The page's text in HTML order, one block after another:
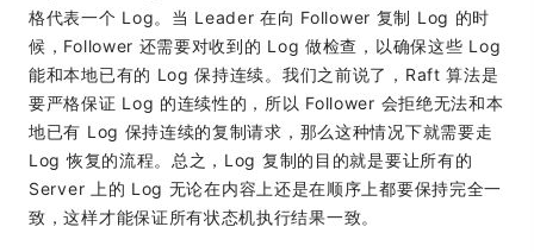
格代表一个 Log。当 Leader 在向 Follower 复制 Log 的时
候，Follower 还需要对收到的 Log 做检查，以确保这些 Log
能和本地已有的 Log 保持连续。我们之前说了，Raft 算法是
要严格保证 Log 的连续性的，所以 Follower 会拒绝无法和本
地已有 Log 保持连续的复制请求，那么这种情况下就需要走
Log 恢复的流程。总之，Log 复制的目的就是要让所有的
Server 上的 Log 无论在内容上还是在顺序上都要保持完全一
致，这样才能保证所有状态机执行结果一致。